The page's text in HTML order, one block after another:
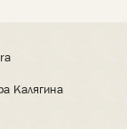
Калягина